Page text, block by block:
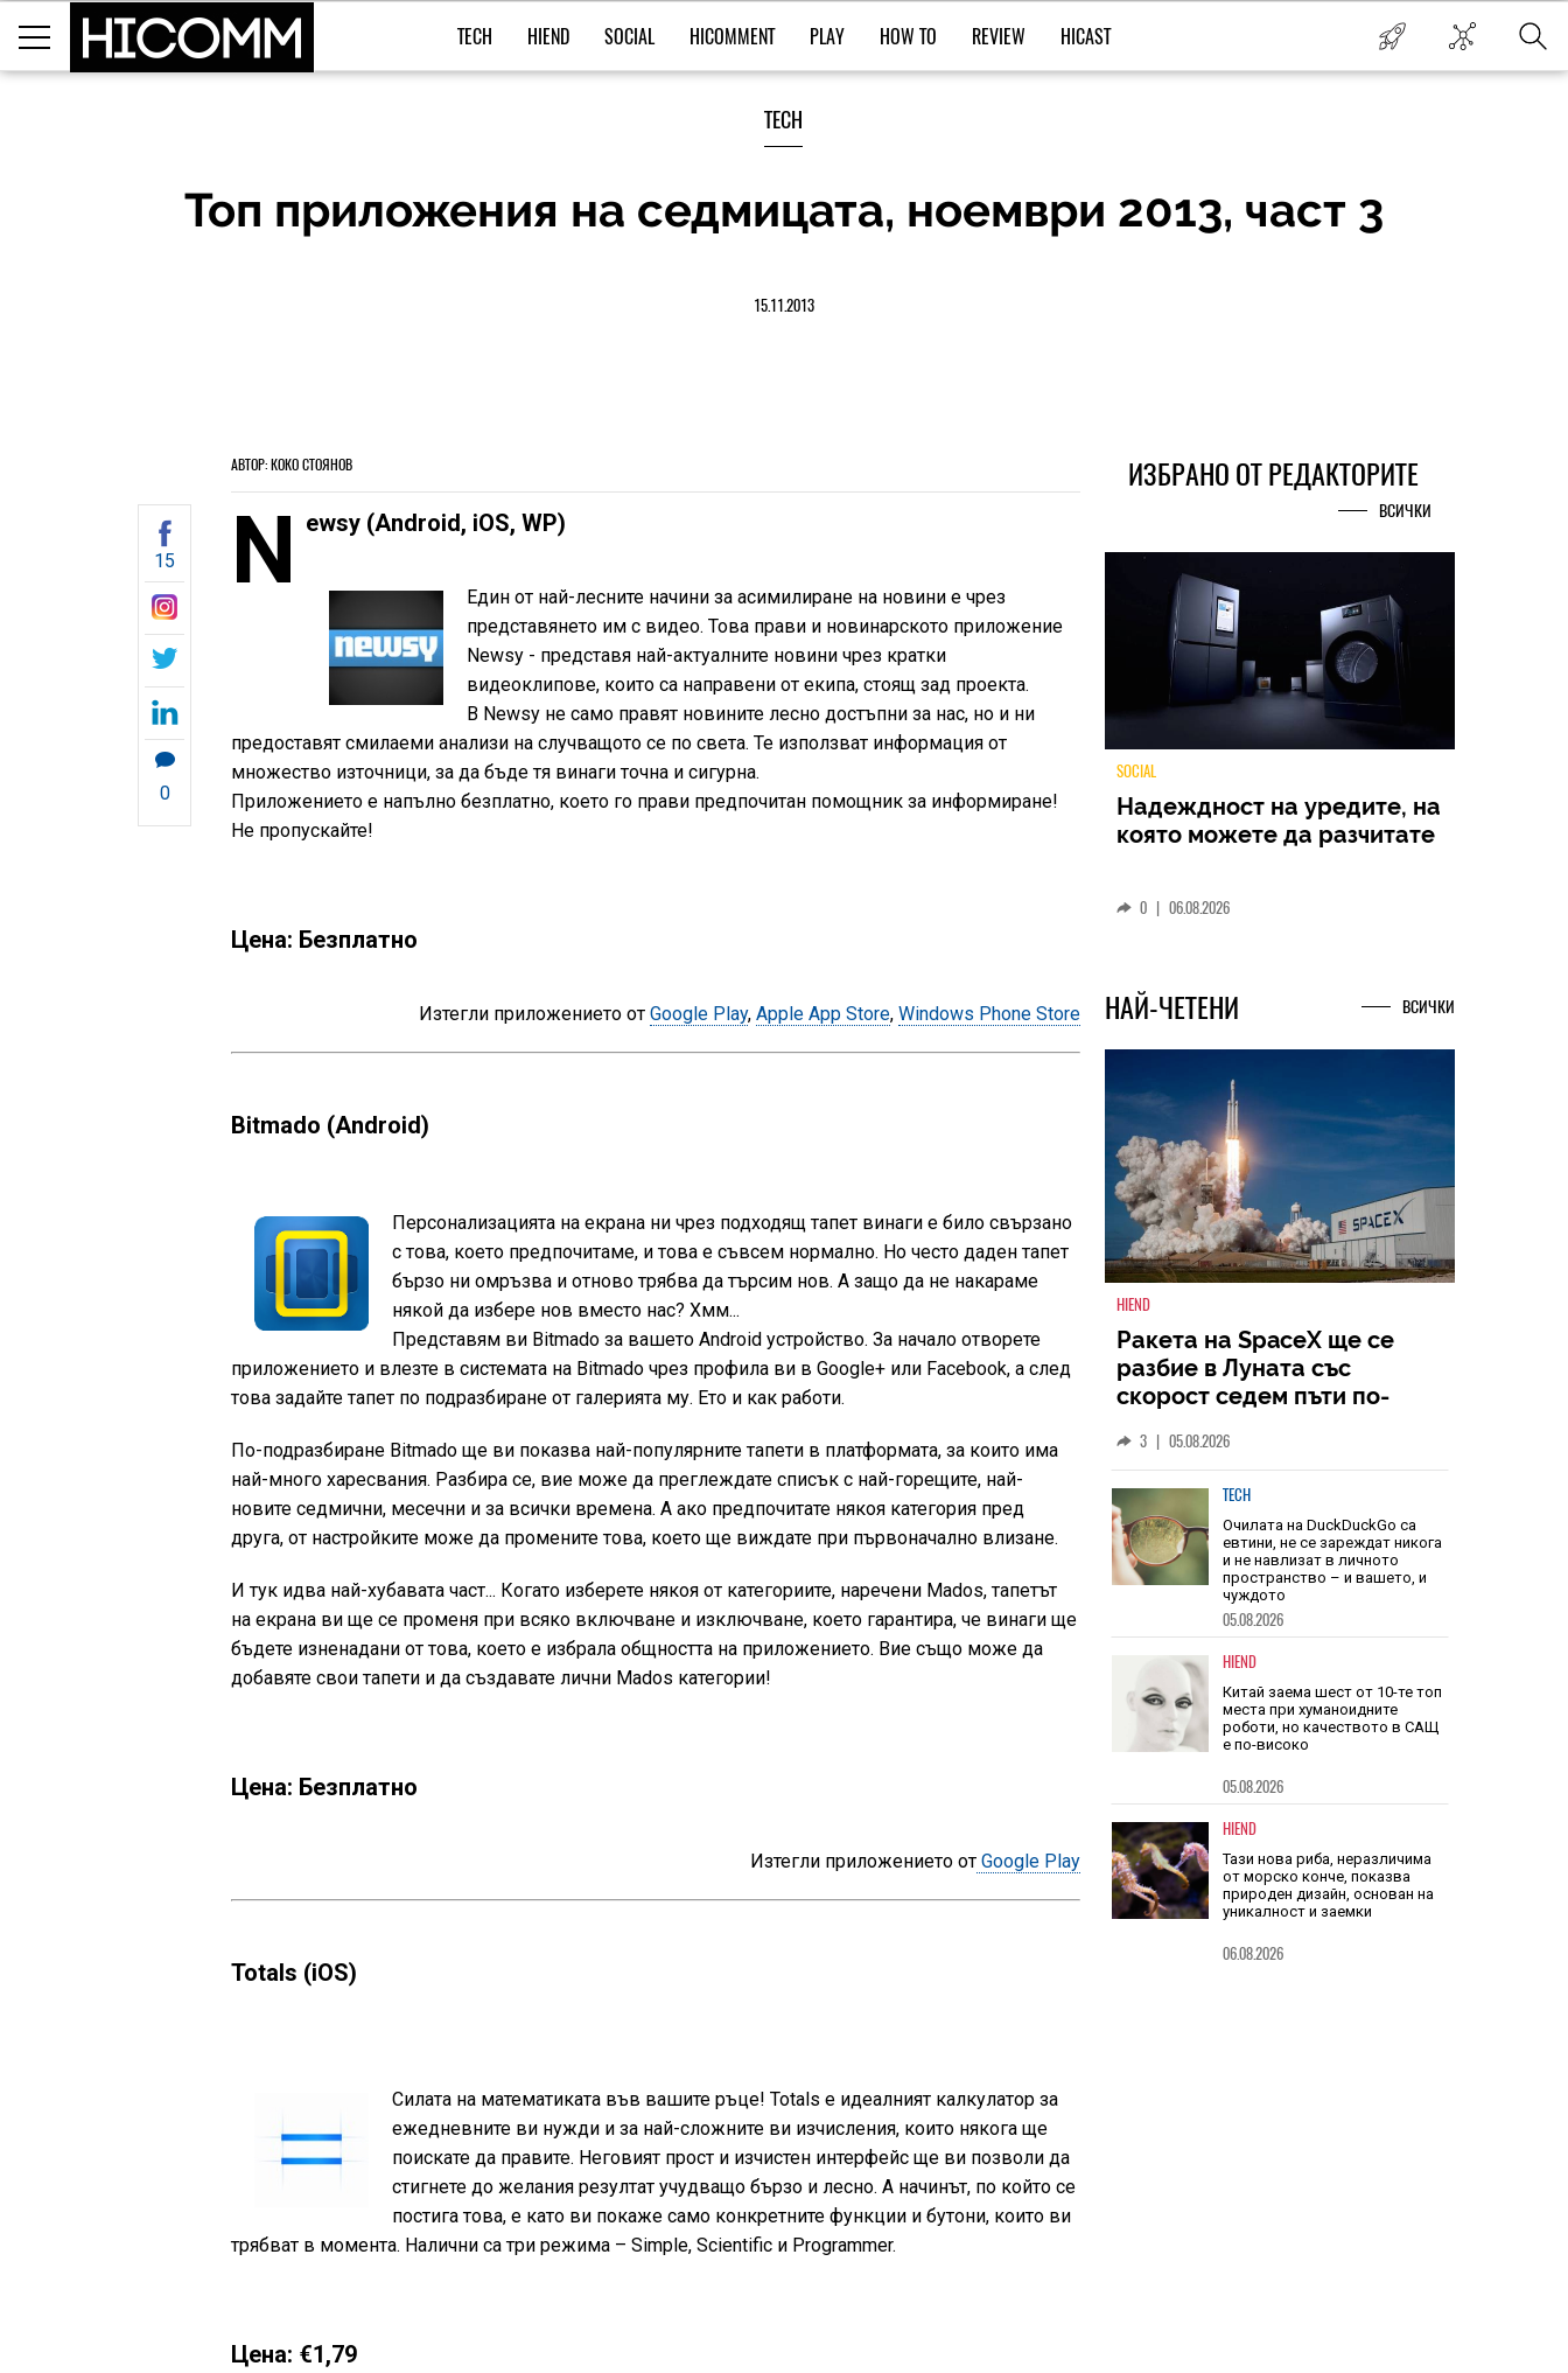
TECH HIEND SOCIAL HICOMMENT PLAY HOW TO REVIEW HICAST
TECH
Топ приложения на седмицата, ноември 2013, част 3
15.11.2013
АВТОР: КОКО СТОЯНОВ
15
0
N ewsy (Android, iOS, WP)
Един от най-лесните начини за асимилиране на новини е чрез
представянето им с видео. Това прави и новинарското приложение
Newsy - представя най-актуалните новини чрез кратки
видеоклипове, които са направени от екипа, стоящ зад проекта.
В Newsy не само правят новините лесно достъпни за нас, но и ни
предоставят смилаеми анализи на случващото се по света. Те използват информация от
множество източници, за да бъде тя винаги точна и сигурна.
Приложението е напълно безплатно, което го прави предпочитан помощник за информиране!
Не пропускайте!
Цена: Безплатно
Изтегли приложението от Google Play, Apple App Store, Windows Phone Store
Bitmado (Android)
Персонализацията на екрана ни чрез подходящ тапет винаги е било свързано
с това, което предпочитаме, и това е съвсем нормално. Но често даден тапет
бързо ни омръзва и отново трябва да търсим нов. А защо да не накараме
някой да избере нов вместо нас? Хмм...
Представям ви Bitmado за вашето Android устройство. За начало отворете
приложението и влезте в системата на Bitmado чрез профила ви в Google+ или Facebook, а след
това задайте тапет по подразбиране от галерията му. Ето и как работи.
По-подразбиране Bitmado ще ви показва най-популярните тапети в платформата, за които има
най-много харесвания. Разбира се, вие може да преглеждате списък с най-горещите, най-
новите седмични, месечни и за всички времена. А ако предпочитате някоя категория пред
друга, от настройките може да промените това, което ще виждате при първоначално влизане.
И тук идва най-хубавата част... Когато изберете някоя от категориите, наречени Mados, тапетът
на екрана ви ще се променя при всяко включване и изключване, което гарантира, че винаги ще
бъдете изненадани от това, което е избрала общността на приложението. Вие също може да
добавяте свои тапети и да създавате лични Mados категории!
Цена: Безплатно
Изтегли приложението отGoogle Play
Totals (iOS)
Силата на математиката във вашите ръце! Totals е идеалният калкулатор за
ежедневните ви нужди и за най-сложните ви изчисления, които някога ще
поискате да правите. Неговият прост и изчистен интерфейс ще ви позволи да
стигнете до желания резултат учудващо бързо и лесно. А начинът, по който се
постига това, е като ви покаже само конкретните функции и бутони, които ви
трябват в момента. Налични са три режима – Simple, Scientific и Programmer.
Цена: €1,79
ИЗБРАНО ОТ РЕДАКТОРИТЕ
ВСИЧКИ
TECH
Ultra – ново име, познато
НАЙ-ЧЕТЕНИ
HIEND
Ракета на SpaceX ще се
разбие в Луната със
голяма от скоростта на
звука05.08.2026
TECH
Очилата на DuckDuckGo са
евтини, не се зареждат никога
и не навлизат в личното
пространство – и вашето, и
чуждото
05.08.2026
HIEND
роботи, но качеството в САЩ
е по-високо
05.08.2026
HIEND
Тази нова риба, неразличима
природен дизайн, основан на